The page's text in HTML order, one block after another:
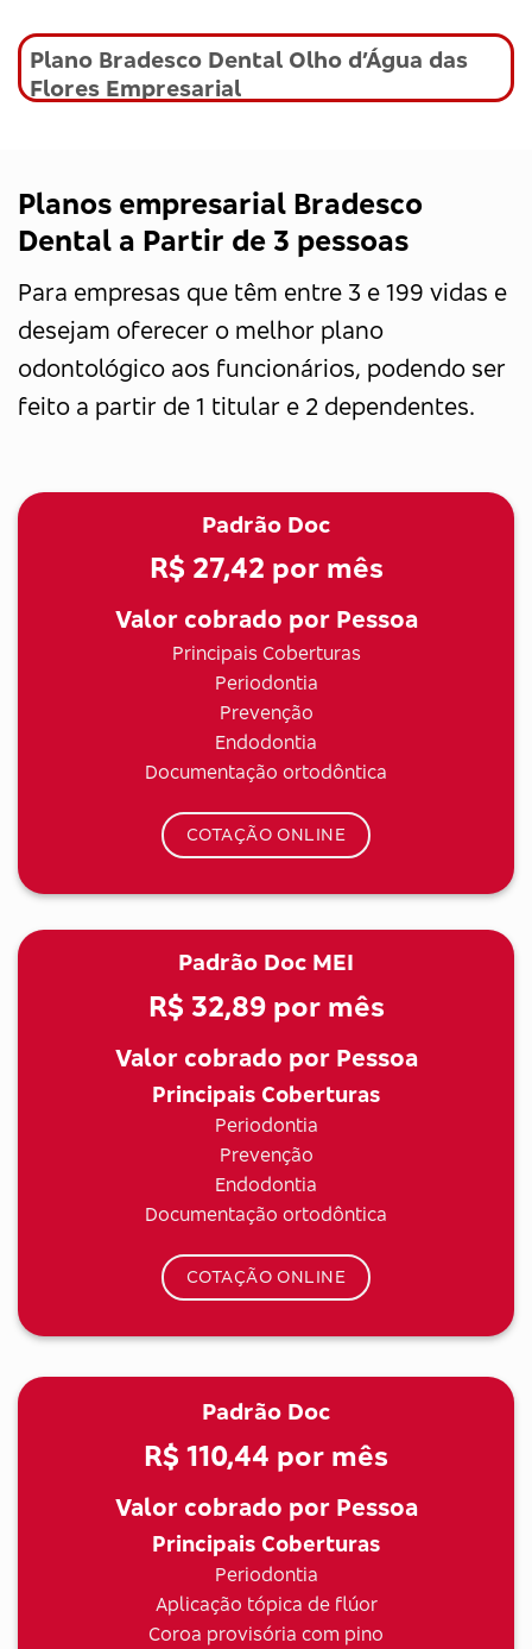
Plano Bradesco Dental Olho d’Água das
Flores Empresarial
Planos empresarial Bradesco
Dental a Partir de 3 pessoas
Para empresas que têm entre 3 e 199 vidas e
desejam oferecer o melhor plano
odontológico aos funcionários, podendo ser
feito a partir de 1 titular e 2 dependentes.
Padrão Doc
R$ 27,42 por mês
Valor cobrado por Pessoa
Principais Coberturas
Periodontia
Prevenção
Endodontia
Documentação ortodôntica
COTAÇÃO ONLINE
Padrão Doc MEI
R$ 32,89por mês
Valor cobrado por Pessoa
Principais Coberturas
Periodontia
Prevenção
Endodontia
Documentação ortodôntica
COTAÇÃO ONLINE
Padrão Doc
R$ 110,44 por mês
Valor cobrado por Pessoa
Principais Coberturas
Periodontia
Aplicação tópica de flúor
Coroa provisória com pino